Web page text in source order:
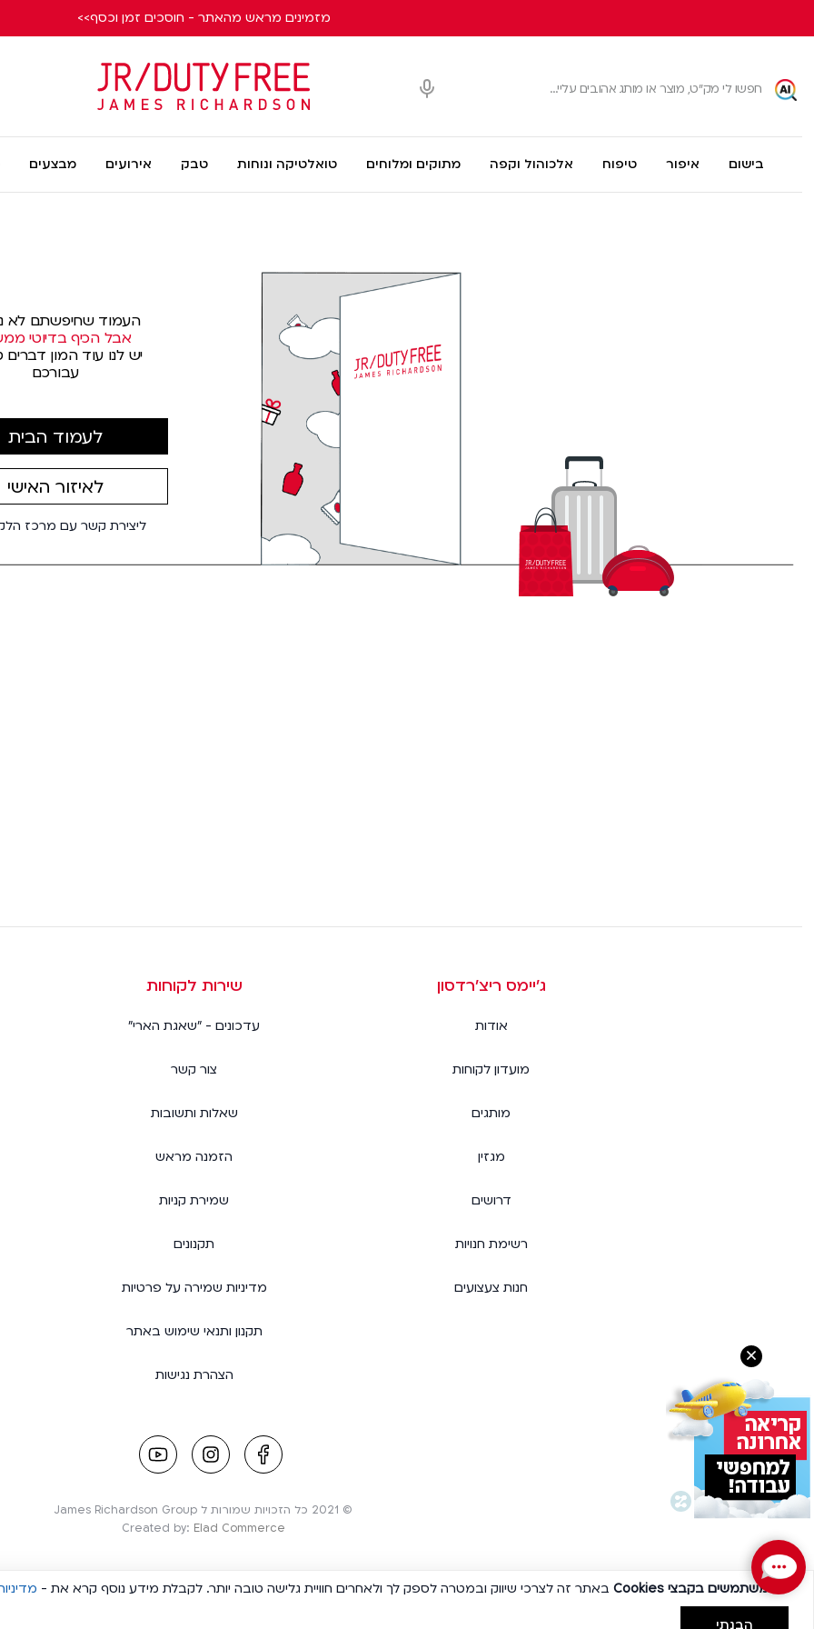
מזמינים מראש מהאתר - חוסכים זמן וכסף>>
James
Richardson
בישום איפור טיפוח אלכוהול וקפה מתוקים ומלוחים טואלטיקה ונוחות טבק אירועים מבצעים
העמוד שחיפשתם לא
אבל הכיף בדיוטי
יש לנו עוד המון דברים
עבורכם
לעמוד הבית
לאיזור האישי
ליצירת קשר עם מרכז
ג׳יימס ריצ׳רדסון
אודות
מועדון לקוחות
מותגים
מגזין
דרושים
רשימת חנויות
חנות צעצועים
שירות לקוחות
עדכונים - "שאגת הארי"
צור קשר
שאלות ותשובות
הזמנה מראש
שמירת קניות
תקנונים
מדיניות שמירה על פרטיות
תקנון ותנאי שימוש באתר
הצהרת נגישות
facebook
link
instagram
link
© 2021 כל הזכויות שמורות ל James Richardson Group
Created by: Elad Commerce
אנו משתמשים בקבצי Cookies באתר זה לצרכי שיווק ובמטרה לספק לך ולאחרים חוויית גלישה טובה יותר. לקבלת מידע נוסף קרא את -
הבנתי